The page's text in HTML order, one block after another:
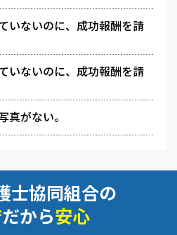
いないのに、成功報酬を請
いないのに、成功報酬を請
真がない。
士協同組合の
だから安心